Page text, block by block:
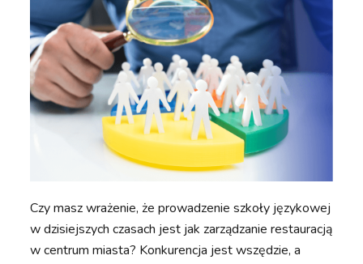
Czy masz wrażenie, że prowadzenie szkoły językowej
w dzisiejszych czasach jest jak zarządzanie restauracją
w centrum miasta? Konkurencja jest wszędzie, a